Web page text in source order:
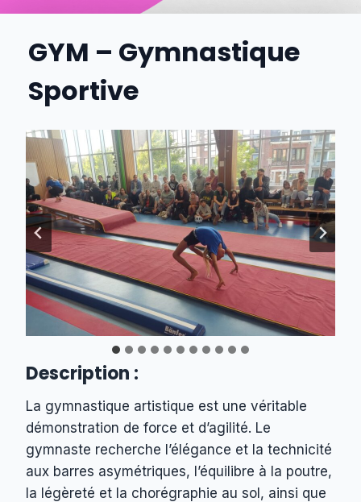
GYM – Gymnastique
Sportive
Description :
La gymnastique artistique est une véritable
démonstration de force et d’agilité. Le
gymnaste recherche l’élégance et la technicité
aux barres asymétriques, l’équilibre à la poutre,
la légèreté et la chorégraphie au sol, ainsi que